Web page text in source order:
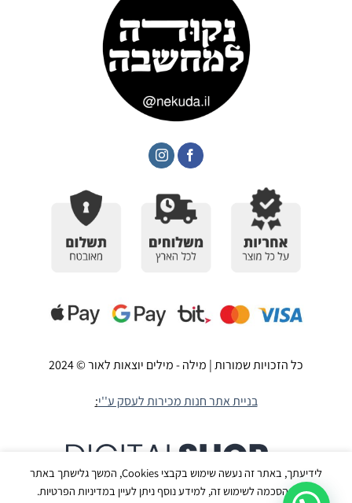
כל הזכויות שמורות | מילה - מילים יוצאות לאור © 2024
בניית אתר חנות מכירות לעסק ע''י:
לידיעתך, באתר זה נעשה שימוש בקבצי Cookies, המשך גלישתך באתר
מהווה הסכמה לשימוש זה, למידע נוסף ניתן לעיין במדיניות הפרטיות.